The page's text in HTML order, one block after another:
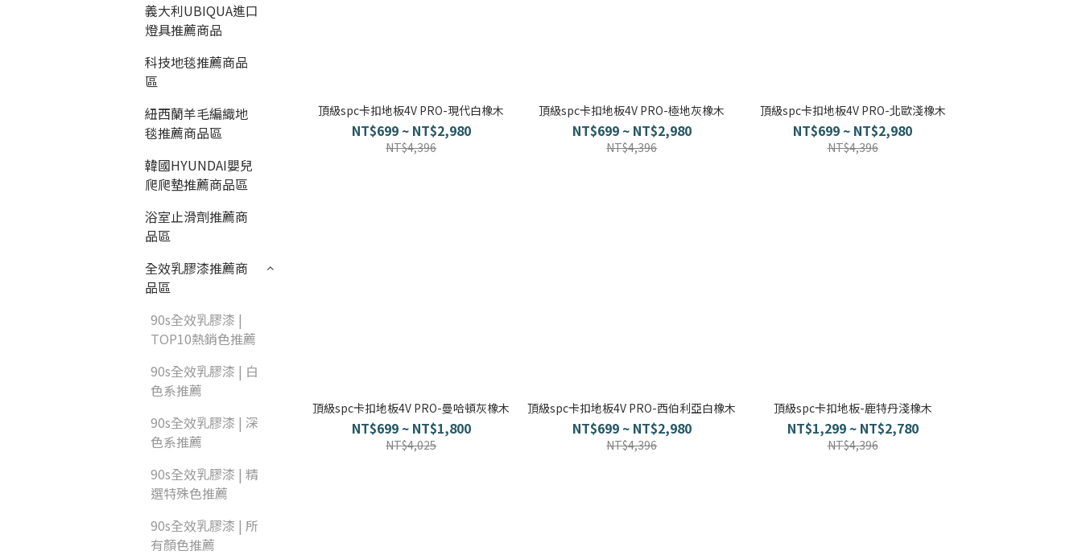
義大利UBIQUA進口
燈具推薦商品
科技地毯推薦商品
區
紐西蘭羊毛編織地
毯推薦商品區
韓國HYUNDAI嬰兒
爬爬墊推薦商品區
浴室止滑劑推薦商
品區
全效乳膠漆推薦商
品區
90s全效乳膠漆 |
TOP10熱銷色推薦
90s全效乳膠漆 | 白
色系推薦
90s全效乳膠漆 | 深
色系推薦
90s全效乳膠漆 | 精
選特殊色推薦
90s全效乳膠漆 | 所
有顏色推薦
頂級spc卡扣地板4V PRO-現代白橡木
NT$699 ~ NT$2,980
NT$4,396
頂級spc卡扣地板4V PRO-極地灰橡木
NT$699 ~ NT$2,980
NT$4,396
頂級spc卡扣地板4V PRO-北歐淺橡木
NT$699 ~ NT$2,980
NT$4,396
頂級spc卡扣地板4V PRO-曼哈頓灰橡木
NT$699 ~ NT$1,800
NT$4,025
頂級spc卡扣地板4V PRO-西伯利亞白橡木
NT$699 ~ NT$2,980
NT$4,396
頂級spc卡扣地板-鹿特丹淺橡木
NT$1,299 ~ NT$2,780
NT$4,396